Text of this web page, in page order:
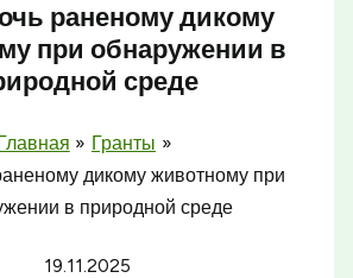
раненому дикому
при обнаружении в
среде
Главная
Гранты
дикому животному при
в природной среде
19.11.2025